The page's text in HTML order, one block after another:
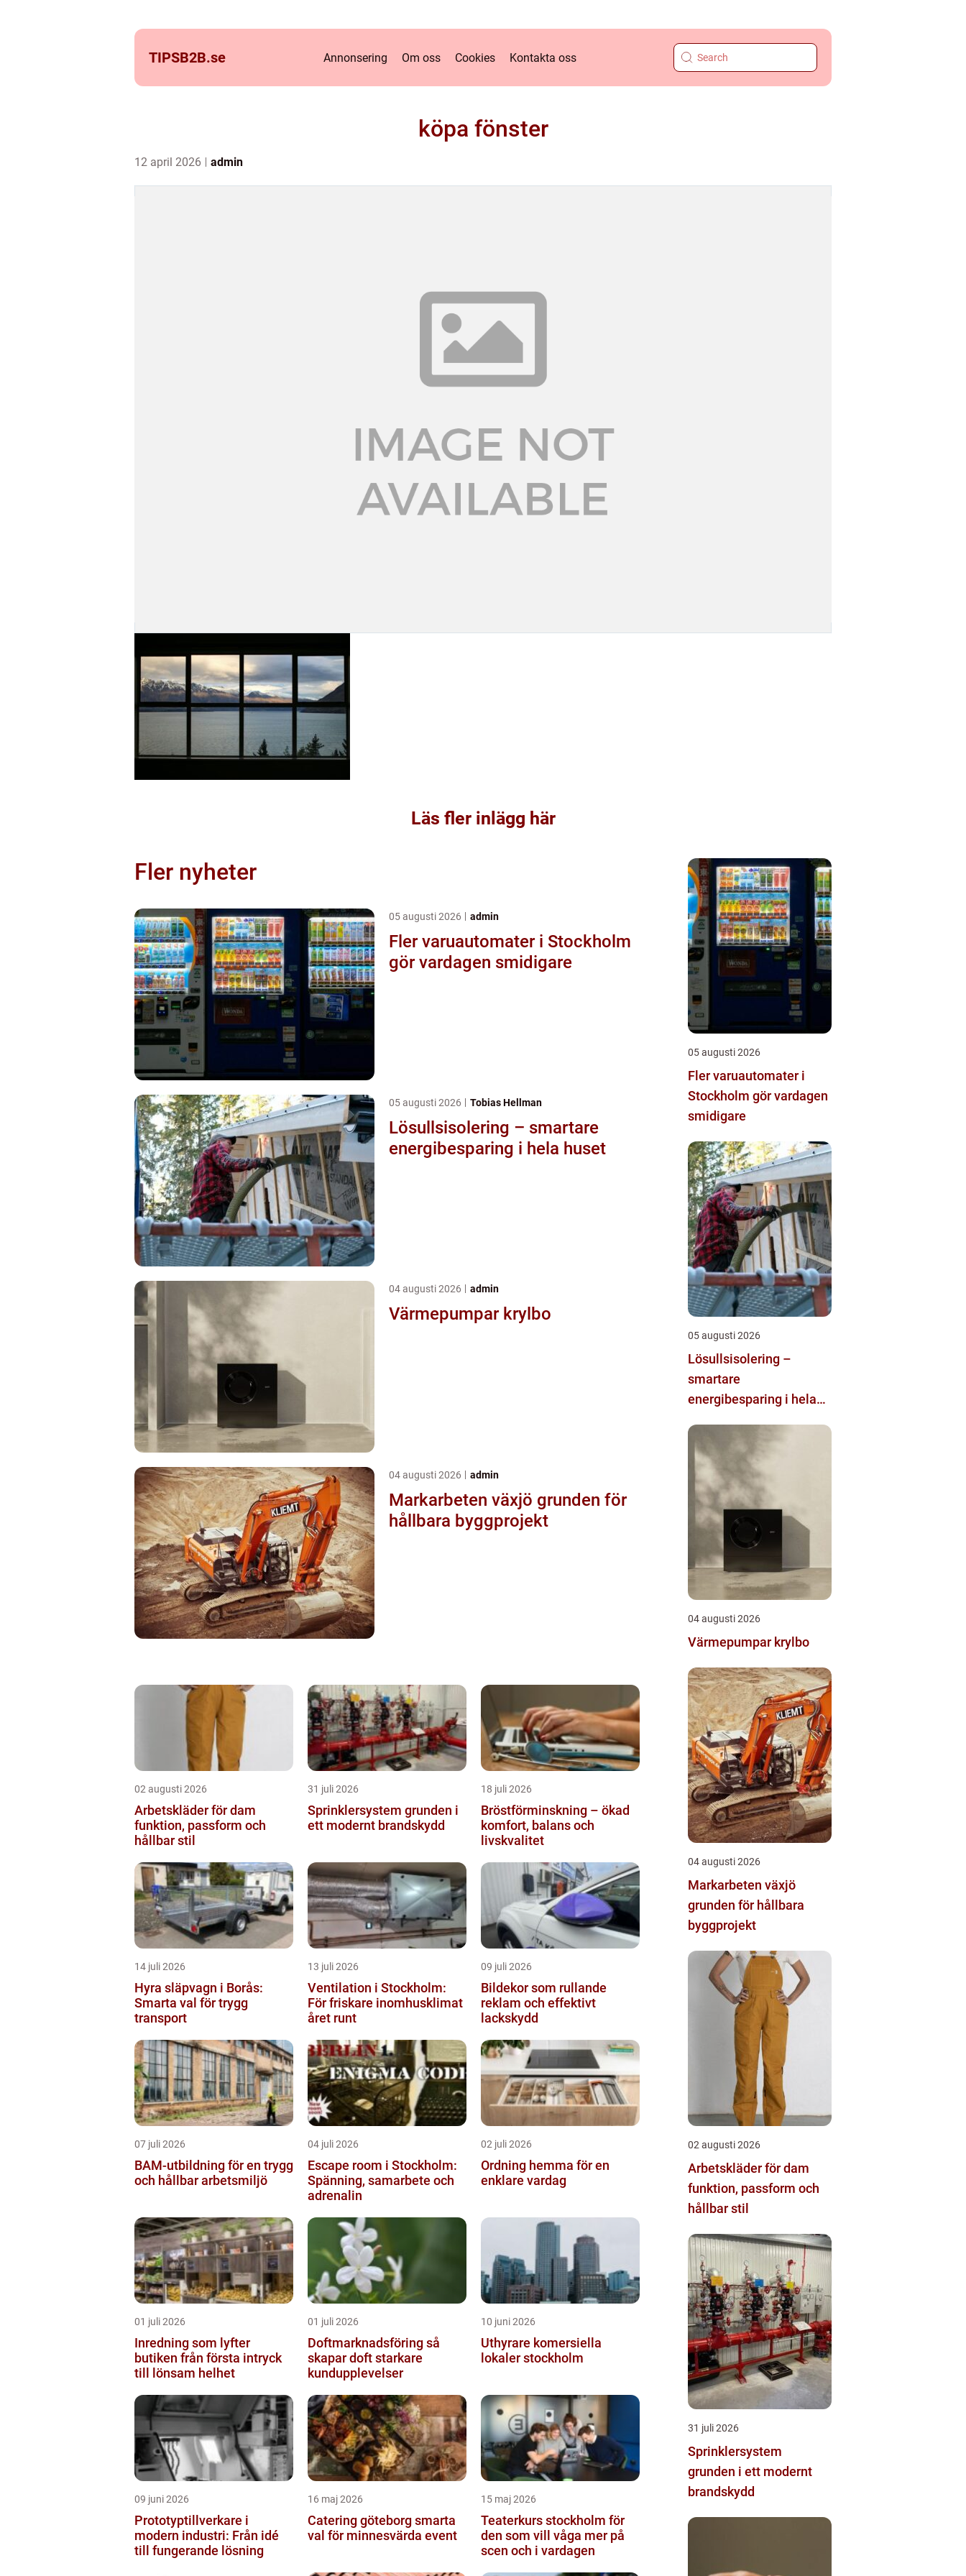
TIPSB2B.se Annonsering Om oss Cookies Kontakta oss
köpa fönster
12 april 2026 admin
Läs fler inlägg här
Fler nyheter
05 augusti 2026 admin
Fler varuautomater i Stockholm
gör vardagen smidigare
05 augusti 2026 Tobias Hellman
Lösullsisolering – smartare
energibesparing i hela huset
04 augusti 2026 admin
Värmepumpar krylbo
04 augusti 2026 admin
Markarbeten växjö grunden för
hållbara byggprojekt
02 augusti 2026
Arbetskläder för dam
funktion, passform och
hållbar stil
31 juli 2026
Sprinklersystem grunden i
ett modernt brandskydd
18 juli 2026
Bröstförminskning – ökad
komfort, balans och
livskvalitet
14 juli 2026
Hyra släpvagn i Borås:
Smarta val för trygg
transport
13 juli 2026
Ventilation i Stockholm:
För friskare inomhusklimat
året runt
09 juli 2026
Bildekor som rullande
reklam och effektivt
lackskydd
07 juli 2026
BAM-utbildning för en trygg
och hållbar arbetsmiljö
04 juli 2026
Escape room i Stockholm:
Spänning, samarbete och
adrenalin
02 juli 2026
Ordning hemma för en
enklare vardag
01 juli 2026
Inredning som lyfter
butiken från första intryck
till lönsam helhet
01 juli 2026
Doftmarknadsföring så
skapar doft starkare
kundupplevelser
10 juni 2026
Uthyrare komersiella
lokaler stockholm
09 juni 2026
Prototyptillverkare i
modern industri: Från idé
till fungerande lösning
16 maj 2026
Catering göteborg smarta
val för minnesvärda event
15 maj 2026
Teaterkurs stockholm för
den som vill våga mer på
scen och i vardagen
05 augusti 2026
Fler varuautomater i
Stockholm gör vardagen
smidigare
05 augusti 2026
Lösullsisolering –
smartare
energibesparing i hela
04 augusti 2026
Värmepumpar krylbo
04 augusti 2026
Markarbeten växjö
grunden för hållbara
byggprojekt
02 augusti 2026
Arbetskläder för dam
funktion, passform och
hållbar stil
31 juli 2026
Sprinklersystem
grunden i ett modernt
brandskydd